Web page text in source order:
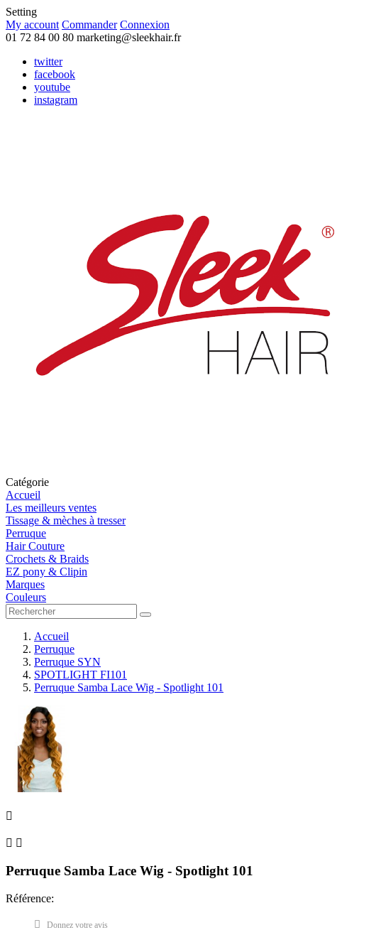
Setting
My account Commander Connexion
01 72 84 00 80 marketing@sleekhair.fr
twitter
facebook
youtube
instagram
Catégorie
Accueil
Les meilleurs ventes
Tissage & mèches à tresser
Perruque
Hair Couture
Crochets & Braids
EZ pony & Clipin
Marques
Couleurs
Accueil
Perruque
Perruque SYN
SPOTLIGHT FI101
Perruque Samba Lace Wig - Spotlight 101

 
Perruque Samba Lace Wig - Spotlight 101
Référence:
Donnez votre avis